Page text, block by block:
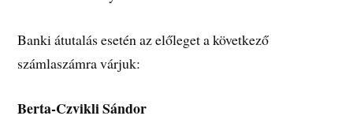
Banki átutalás esetén az előleget a következő
számlaszámra várjuk:
Berta-Czvikli Sándor